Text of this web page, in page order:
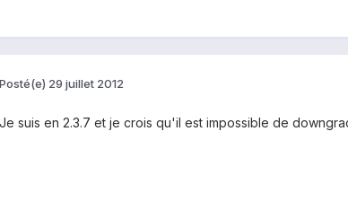
Posté(e) 29 juillet 2012
Je suis en 2.3.7 et je crois qu'il est impossible de